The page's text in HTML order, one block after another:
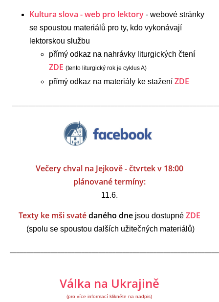
Kultura slova - web pro lektory - webové stránky
se spoustou materiálů pro ty, kdo vykonávají
lektorskou službu
přímý odkaz na nahrávky liturgických čtení
ZDE (tento liturgický rok je cyklusA)
přímý odkaz na materiály ke stažení ZDE
Večery chval na Jejkově - čtvrtek v 18:00
plánované termíny:
11.6.
Texty ke mši svatédaného dnejsou dostupné ZDE
(spolu se spoustou dalších užitečných materiálů)
Válka na Ukrajině
(pro více informací klikněte na nadpis)